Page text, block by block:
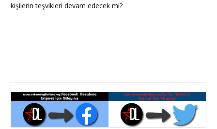
kişilerin teşvikleri devam edecek mi?